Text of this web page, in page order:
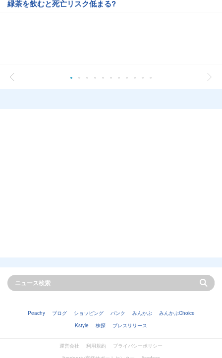
緑茶を飲むと死亡リスク低まる?
Peachy ブログ ショッピング バンク みんかぶ
みんかぶChoice
Kstyle
株探 プレスリリース
運営会社 利用規約
プライバシーポリシー